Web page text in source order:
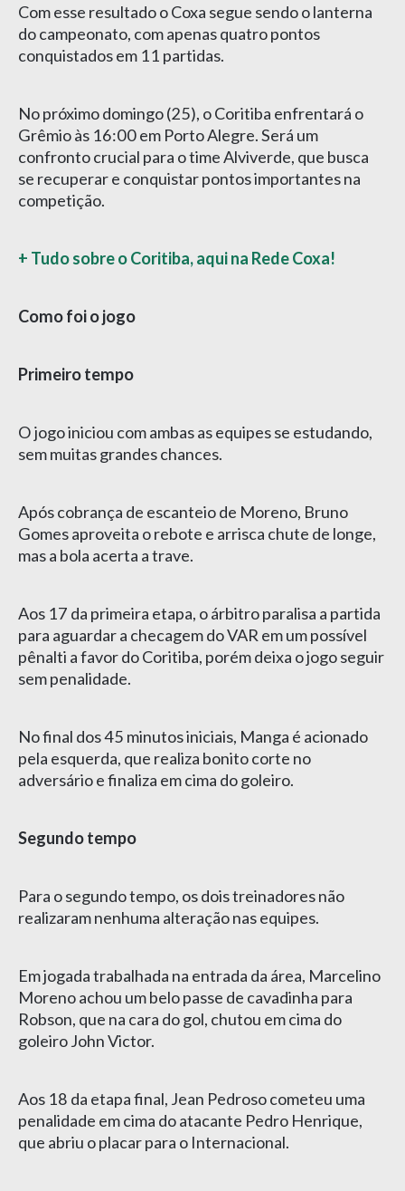
Com esse resultado o Coxa segue sendo o lanterna
do campeonato, com apenas quatro pontos
conquistados em 11 partidas.
No próximo domingo (25), o Coritiba enfrentará o
Grêmio às 16:00 em Porto Alegre. Será um
confronto crucial para o time Alviverde, que busca
se recuperar e conquistar pontos importantes na
competição.
+ Tudo sobre o Coritiba, aqui na Rede Coxa!
Como foi o jogo
Primeiro tempo
O jogo iniciou com ambas as equipes se estudando,
sem muitas grandes chances.
Após cobrança de escanteio de Moreno, Bruno
Gomes aproveita o rebote e arrisca chute de longe,
mas a bola acerta a trave.
Aos 17 da primeira etapa, o árbitro paralisa a partida
para aguardar a checagem do VAR em um possível
pênalti a favor do Coritiba, porém deixa o jogo seguir
sem penalidade.
No final dos 45 minutos iniciais, Manga é acionado
pela esquerda, que realiza bonito corte no
adversário e finaliza em cima do goleiro.
Segundo tempo
Para o segundo tempo, os dois treinadores não
realizaram nenhuma alteração nas equipes.
Em jogada trabalhada na entrada da área, Marcelino
Moreno achou um belo passe de cavadinha para
Robson, que na cara do gol, chutou em cima do
goleiro John Victor.
Aos 18 da etapa final, Jean Pedroso cometeu uma
penalidade em cima do atacante Pedro Henrique,
que abriu o placar para o Internacional.